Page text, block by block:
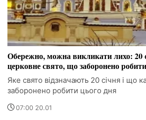
Обережно, можна викликати лихо: 20
церковне свято, що заборонено робити
Яке свято відзначають 20 січня і що
заборонено робити цього дня
07:00 20.01